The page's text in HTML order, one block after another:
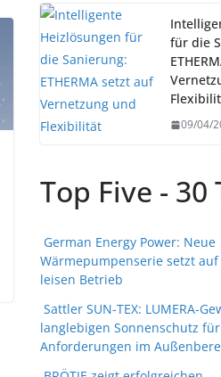
für die
09/04/
Top Five - 30
German Energy Power: Neue
Wärmepumpenserie setzt
leisen Betrieb
Sattler SUN-TEX: LUMERA-
langlebigen Sonnenschutz
Anforderungen im